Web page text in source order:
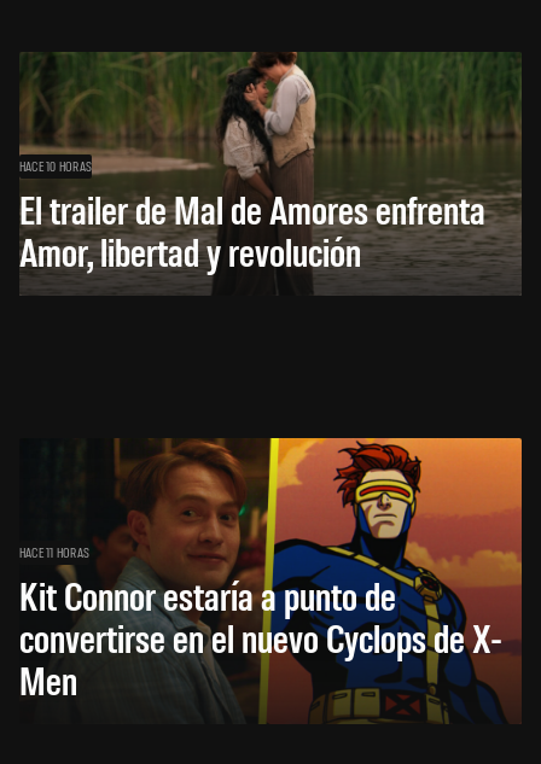
HACE 10 HORAS
El trailer de Mal de Amores enfrenta
Amor, libertad y revolución
HACE 11 HORAS
Kit Connor estaría a punto de
convertirse en el nuevo Cyclops de X-
Men